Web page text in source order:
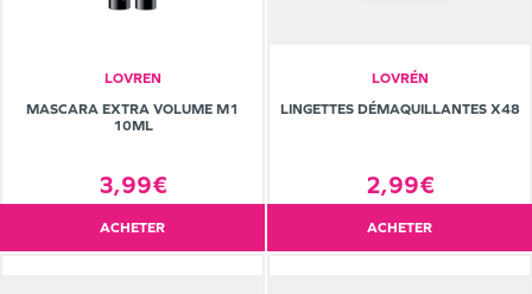
LOVREN
MASCARA EXTRA VOLUME M1
10ML
3,99€
ACHETER
LOVRÉN
LINGETTES DÉMAQUILLANTES X48
2,99€
ACHETER